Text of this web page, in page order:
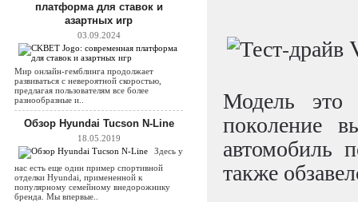
платформа для ставок и
азартных игр
03.09.2024
Мир онлайн-гемблинга продолжает
развиваться с невероятной скоростью,
предлагая пользователям все более
разнообразные и..
Обзор Hyundai Tucson N-Line
18.05.2019
Здесь у
нас есть еще один пример спортивной
отделки Hyundai, примененной к
популярному семейному внедорожнику
бренда. Мы впервые..
Модель это
поколение
автомобиль
также